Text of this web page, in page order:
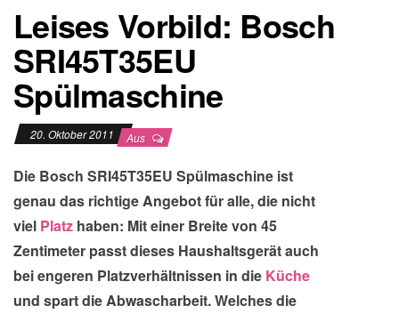
Leises Vorbild: Bosch
SRI45T35EU
Spülmaschine
20. Oktober 2011 Aus
Die Bosch SRI45T35EU Spülmaschine ist
genau das richtige Angebot für alle, die nicht
viel Platz haben: Mit einer Breite von 45
Zentimeter passt dieses Haushaltsgerät auch
bei engeren Platzverhältnissen in die Küche
und spart die Abwascharbeit. Welches die